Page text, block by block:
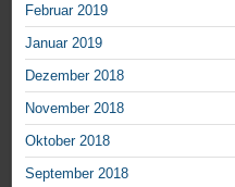
Februar 2019
Januar 2019
Dezember 2018
November 2018
Oktober 2018
September 2018